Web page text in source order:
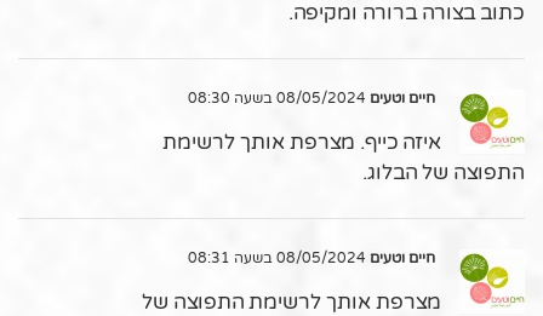
כתוב בצורה ברורה ומקיפה.
חיים וטעים
איזה כייף. מצרפת אותך לרשימת
התפוצה של הבלוג.
חיים וטעים
מצרפת אותך לרשימת התפוצה של